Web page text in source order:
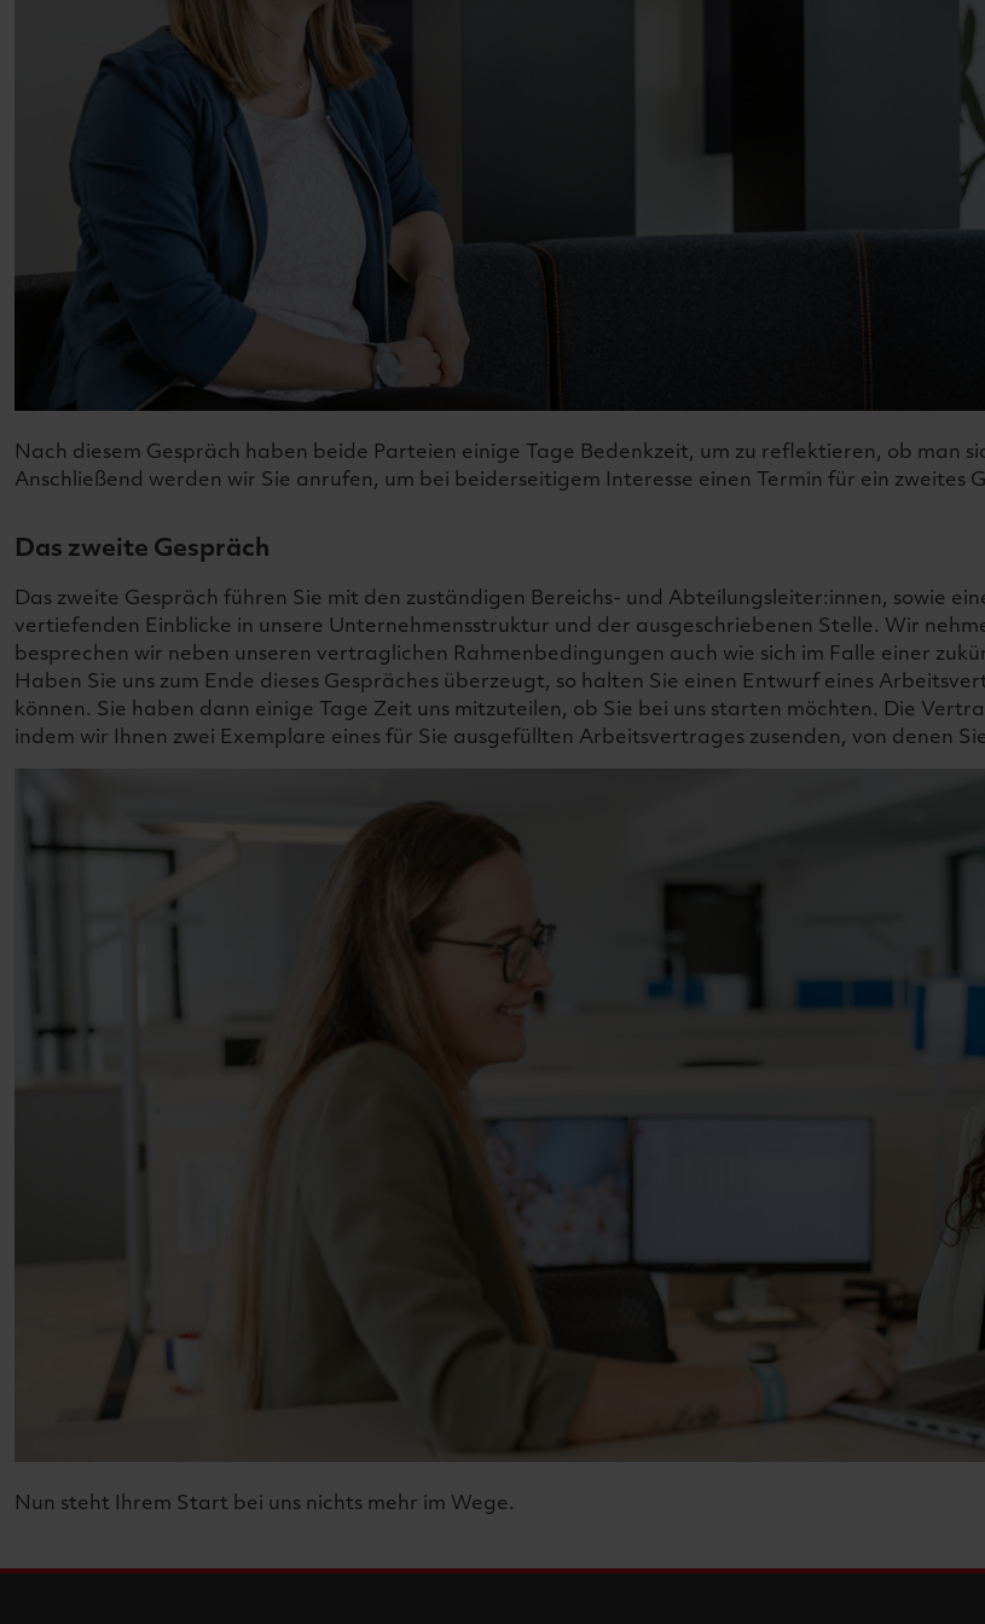
Nach diesem Gespräch haben beide Parteien einige Tage Bedenkzeit, um zu reflektieren, ob man
Anschließend werden wir Sie anrufen, um bei beiderseitigem Interesse einen Termin für ein zweites
Das zweite Gespräch
Das zweite Gespräch führen Sie mit den zuständigen Bereichs- und Abteilungsleiter:innen, sowie
vertiefenden Einblicke in unsere Unternehmensstruktur und der ausgeschriebenen Stelle. Wir
besprechen wir neben unseren vertraglichen Rahmenbedingungen auch wie sich im Falle einer
Haben Sie uns zum Ende dieses Gespräches überzeugt, so halten Sie einen Entwurf eines
können. Sie haben dann einige Tage Zeit uns mitzuteilen, ob Sie bei uns starten möchten. Die
indem wir Ihnen zwei Exemplare eines für Sie ausgefüllten Arbeitsvertrages zusenden, von denen
Nun steht Ihrem Start bei uns nichts mehr im Wege.